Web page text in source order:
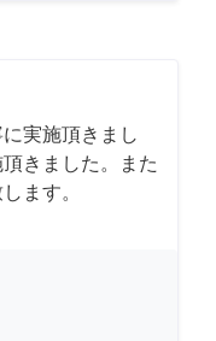
実施頂きまし
きました。また
ます。